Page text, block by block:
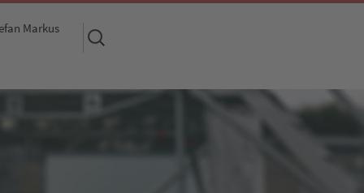
Markus
Suchen
nach: